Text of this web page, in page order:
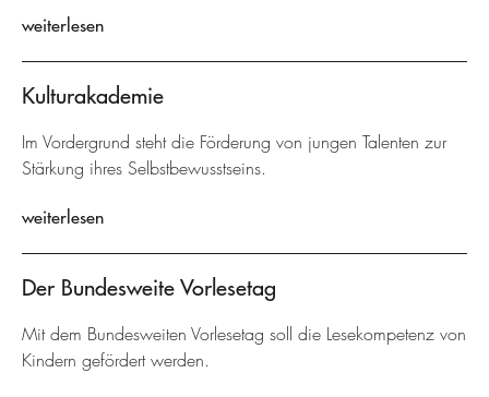
weiterlesen
Kulturakademie
Im Vordergrund steht die Förderung von jungen Talenten zur
Stärkung ihres Selbstbewusstseins.
weiterlesen
Der Bundesweite Vorlesetag
Mit dem Bundesweiten Vorlesetag soll die Lesekompetenz von
Kindern gefördert werden.